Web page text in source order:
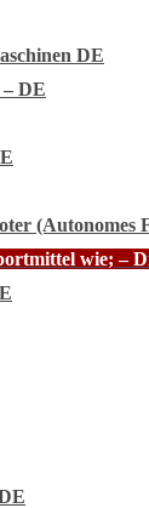
DE
DE
(Autonomes
wie; –